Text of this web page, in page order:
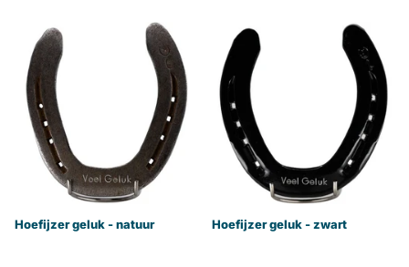
Hoefijzer geluk - natuur Hoefijzer geluk - zwart